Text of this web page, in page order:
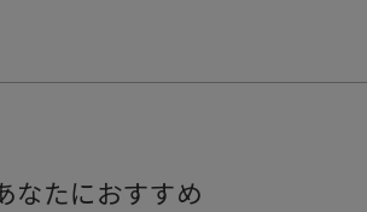
なたにおすすめ